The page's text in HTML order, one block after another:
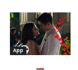
App